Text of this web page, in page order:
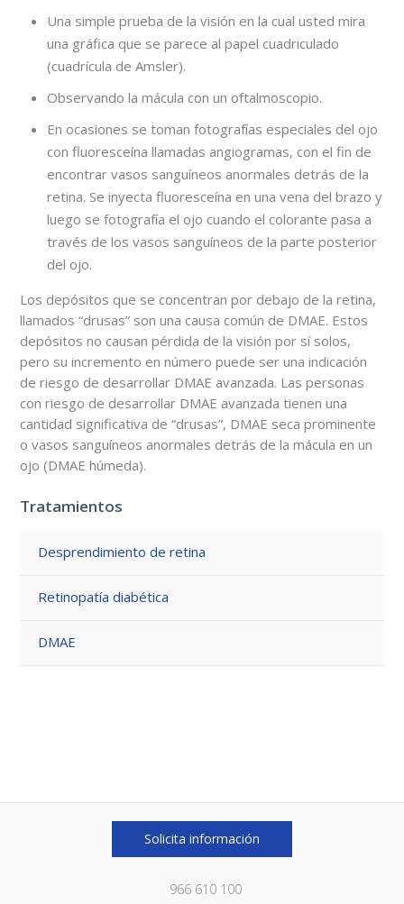
Una simple prueba de la visión en la cual usted mira
una gráfica que se parece al papel cuadriculado
(cuadrícula de Amsler).
Observando la mácula con un oftalmoscopio.
En ocasiones se toman fotografías especiales del ojo
con fluoresceína llamadas angiogramas, con el fin de
encontrar vasos sanguíneos anormales detrás de la
retina. Se inyecta fluoresceína en una vena del brazo y
luego se fotografía el ojo cuando el colorante pasa a
través de los vasos sanguíneos de la parte posterior
del ojo.
Los depósitos que se concentran por debajo de la retina,
llamados “drusas” son una causa común de DMAE. Estos
depósitos no causan pérdida de la visión por sí solos,
pero su incremento en número puede ser una indicación
de riesgo de desarrollar DMAE avanzada. Las personas
con riesgo de desarrollar DMAE avanzada tienen una
cantidad significativa de “drusas”, DMAE seca prominente
o vasos sanguíneos anormales detrás de la mácula en un
ojo (DMAE húmeda).
Tratamientos
Desprendimiento de retina
Retinopatía diabética
DMAE
Solicita información
966 610 100